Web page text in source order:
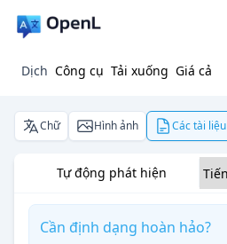
Dịch Công cụ Tải xuống Giá cả
Chữ Hình ảnh Các tài liệu
Tự động phát hiện
Cần định dạng hoàn hảo?